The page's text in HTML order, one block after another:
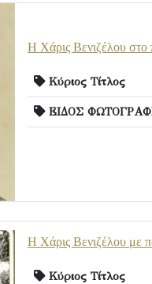
Η Χάρις Βενιζέλου στο
Κύριος Τίτλος
ΕΙΔΟΣ
Η Χάρις Βενιζέλου με
Κύριος Τίτλος